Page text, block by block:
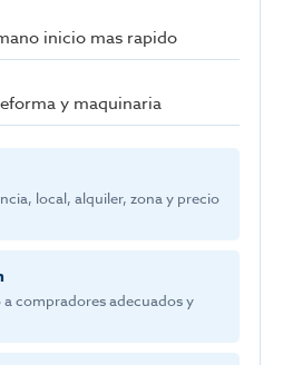
inicio mas rapido
y maquinaria
local, alquiler, zona y precio
compradores adecuados y